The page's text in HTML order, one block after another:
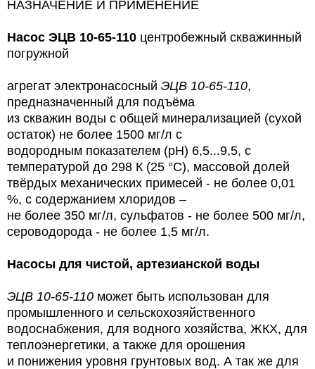
НАЗНАЧЕНИЕ И ПРИМЕНЕНИЕ
Насос ЭЦВ 10-65-110 центробежный скважинный
погружной
агрегат электронасосный ЭЦВ 10-65-110,
предназначенный для подъёма
из скважин воды с общей минерализацией (сухой
остаток) не более 1500 мг/л с
водородным показателем (рН) 6,5...9,5, с
температурой до 298 К (25 °С), массовой долей
твёрдых механических примесей - не более 0,01
%, с содержанием хлоридов –
не более 350 мг/л, сульфатов - не более 500 мг/л,
сероводорода - не более 1,5 мг/л.
Насосы для чистой, артезианской воды
ЭЦВ 10-65-110 может быть использован для
промышленного и сельскохозяйственного
водоснабжения, для водного хозяйства, ЖКХ, для
теплоэнергетики, а также для орошения
и понижения уровня грунтовых вод. А так же для